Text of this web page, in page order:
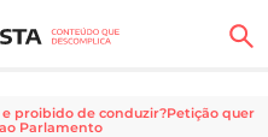
e proibido de conduzir?Petição quer
Parlamento